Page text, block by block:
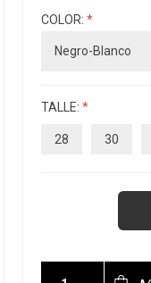
COLOR: *
TALLE: *
28 30